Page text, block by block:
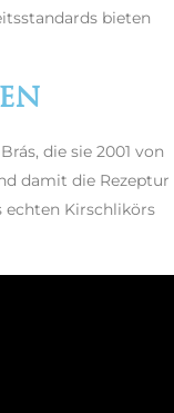
bieten
die sie 2001 von
damit die Rezeptur
echten Kirschlikörs